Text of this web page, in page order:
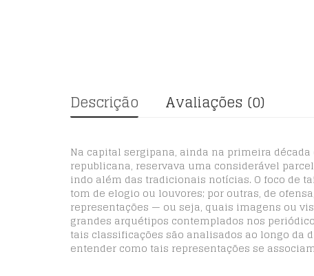
Descrição Avaliações (0)
Na capital sergipana, ainda na primeira
republicana, reservava uma considerável
indo além das tradicionais notícias. O foco de
tom de elogio ou louvores; por outras, de
representações — ou seja, quais imagens ou
grandes arquétipos contemplados nos
tais classificações são analisados ao longo da
entender como tais representações se